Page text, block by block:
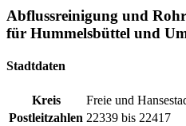
Tangstedt
Quickborn
Ursachen und Folgen
Abhilfe bei einem verstopften